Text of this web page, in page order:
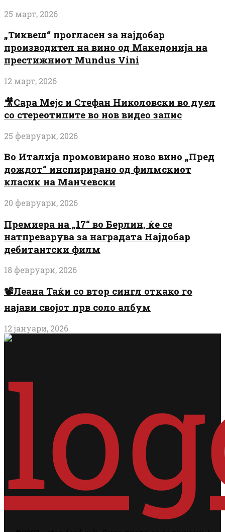
25 март, 2026
„Тиквеш“ прогласен за најдобар
производител на вино од Македонија на
престижниот Mundus Vini
12 март, 2026
🎥Сара Мејс и Стефан Николовски во дуел
со стереотипите во нов видео запис
25 февруари, 2026
Во Италија промовирано ново вино „Пред
дождот“ инспирирано од филмскиот
класик на Манчевски
20 февруари, 2026
Премиера на „17“ во Берлин, ќе се
натпреварува за наградата Најдобар
дебитантски филм
18 февруари, 2026
📽️Леана Таќи со втор сингл откако го
најави својот прв соло албум
12 јануари, 2026